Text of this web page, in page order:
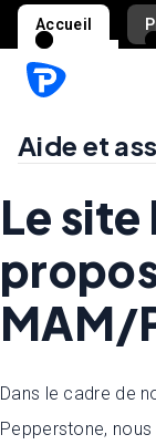
Accueil
Aide et
Le
MAM/
Dans le cadre de
Pepperstone,